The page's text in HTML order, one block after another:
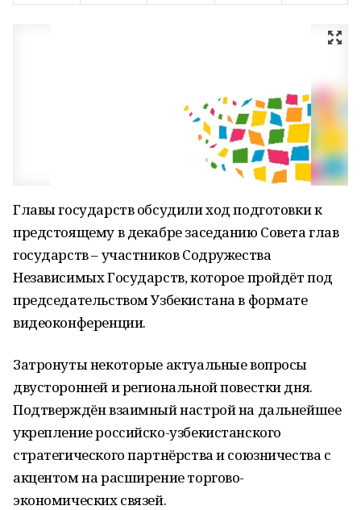
Главы государств обсудили ход подготовки к
предстоящему в декабре заседанию Совета глав
государств – участников Содружества
Независимых Государств, которое пройдёт под
председательством Узбекистана в формате
видеоконференции.
Затронуты некоторые актуальные вопросы
двусторонней и региональной повестки дня.
Подтверждён взаимный настрой на дальнейшее
укрепление российско-узбекистанского
стратегического партнёрства и союзничества с
акцентом на расширение торгово-
экономических связей.